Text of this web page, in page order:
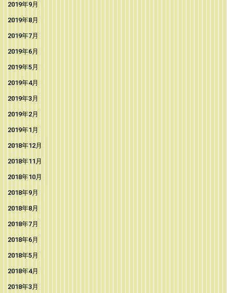
2019年9月
2019年8月
2019年7月
2019年6月
2019年5月
2019年4月
2019年3月
2019年2月
2019年1月
2018年12月
2018年11月
2018年10月
2018年9月
2018年8月
2018年7月
2018年6月
2018年5月
2018年4月
2018年3月